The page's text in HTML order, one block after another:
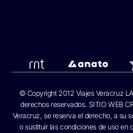
© Copyright 2012 Viajes Veracruz
derechos reservados. SITIO WEB
Veracruz, se reserva el derecho, a su
o sustituir las condiciones de uso en